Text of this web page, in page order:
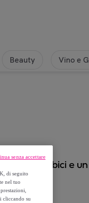
Beauty Vino e
paio di forbici e
di seguito
nel tuo
cliccando su
senza accettare